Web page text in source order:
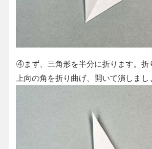
④まず、三角形を半分に折ります。折
上向の角を折り曲げ、開いて潰しまし